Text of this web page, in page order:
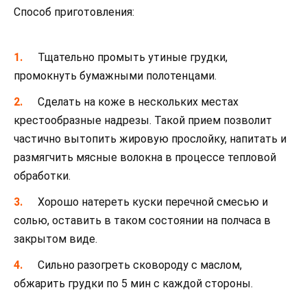
Способ приготовления:
Тщательно промыть утиные грудки,
промокнуть бумажными полотенцами.
Сделать на коже в нескольких местах
крестообразные надрезы. Такой прием позволит
частично вытопить жировую прослойку, напитать и
размягчить мясные волокна в процессе тепловой
обработки.
Хорошо натереть куски перечной смесью и
солью, оставить в таком состоянии на полчаса в
закрытом виде.
Сильно разогреть сковороду с маслом,
обжарить грудки по 5 мин с каждой стороны.